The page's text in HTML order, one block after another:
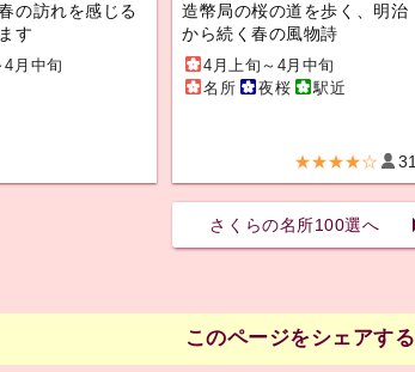
の訪れを感じる
す
4月中旬
造幣局の桜の道を歩く、明治
から続く春の風物詩
4月上旬～4月中旬
名所
夜桜 駅近
★★★★☆ 31
さくらの名所100選へ
このページをシェアする